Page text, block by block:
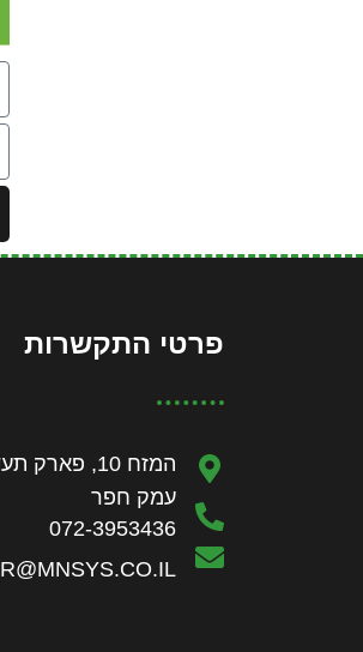
פרטי התקשרות
המזח 10, פארק
עמק חפר
072-3953436